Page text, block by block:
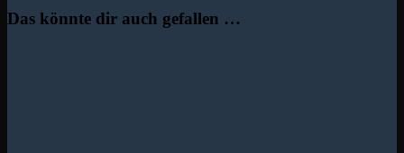
Das könnte dir auch gefallen …